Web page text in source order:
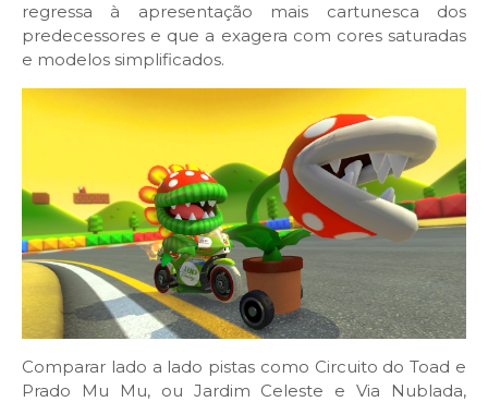
regressa à apresentação mais cartunesca dos
predecessores e que a exagera com cores saturadas
e modelos simplificados.
Comparar lado a lado pistas como Circuito do Toad e
Prado Mu Mu, ou Jardim Celeste e Via Nublada,